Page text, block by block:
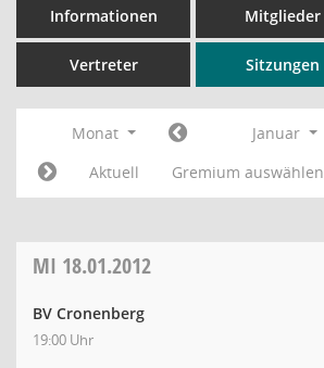
Informationen Mitglieder
Vertreter Sitzungen
Monat Januar
Aktuell
Gremium auswählen
MI 18.01.2012
BV Cronenberg
19:00 Uhr